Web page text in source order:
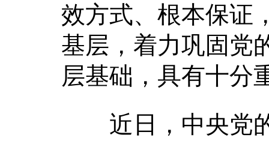
效方式、根本保证
基层，着力巩固党
层基础，具有十分
近日，中央党的